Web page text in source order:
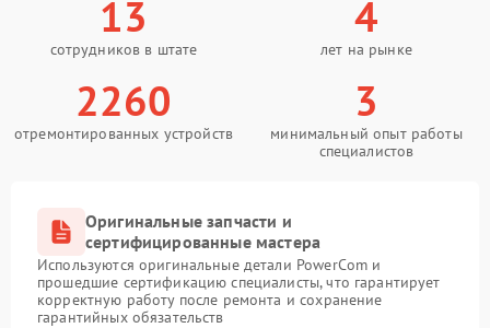
13
сотрудников в штате
4
лет на рынке
2260
отремонтированных устройств
3
минимальный опыт работы
специалистов
Оригинальные запчасти и
сертифицированные мастера
Используются оригинальные детали PowerCom и
прошедшие сертификацию специалисты, что гарантирует
корректную работу после ремонта и сохранение
гарантийных обязательств